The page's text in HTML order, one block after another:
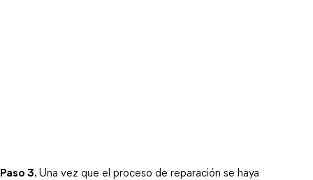
Paso 3. Una vez que el proceso de reparación se haya